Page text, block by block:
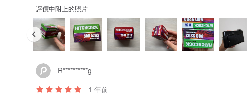
評價中附上的照片
R**********g
1 年前